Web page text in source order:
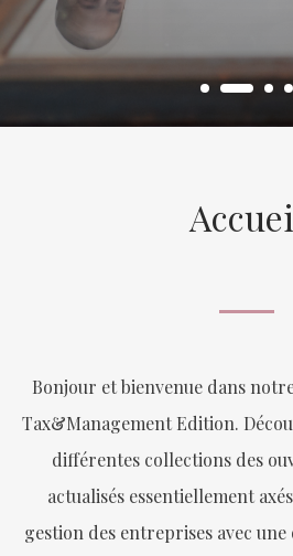
Bonjour et bienvenue dans
Tax&Management Edition.
différentes collections des
actualisés essentiellement
gestion des entreprises avec